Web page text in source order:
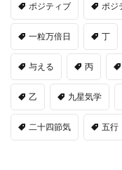
ポジティブ ポジ
一粒万倍日 丁
与える 丙
乙 九星気学
二十四節気 五行